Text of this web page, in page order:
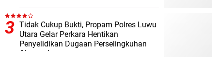
Tidak Cukup Bukti, Propam Polres Luwu
Utara Gelar Perkara Hentikan
Penyelidikan Dugaan Perselingkuhan
Oknum Anggota